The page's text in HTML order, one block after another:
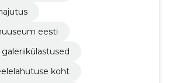
eesti
koht